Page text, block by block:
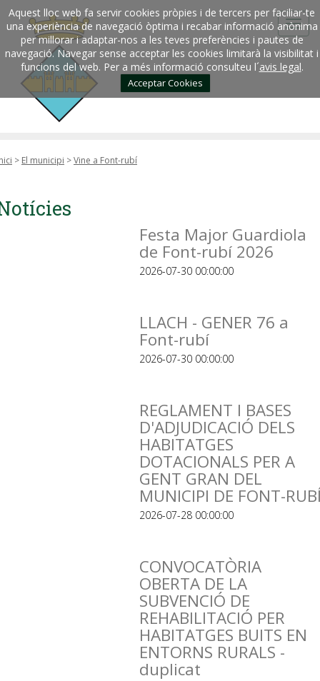
Aquest lloc web fa servir cookies pròpies i de tercers per faciliar-te
una experiència de navegació òptima i recabar informació anònima
per millorar i adaptar-nos a les teves preferències i pautes de
navegació. Navegar sense acceptar les cookies limitarà la visibilitat i
funcions del web. Per a més informació consulteu l´avis legal.
Acceptar Cookies
> El municipi >Vine a Font-rubí
Festa Major Guardiola
de Font-rubí 2026
2026-07-30 00:00:00
LLACH - GENER 76 a
Font-rubí
2026-07-30 00:00:00
REGLAMENT I BASES
D'ADJUDICACIÓ DELS
HABITATGES
DOTACIONALS PER A
GENT GRAN DEL
MUNICIPI DE FONT-
2026-07-28 00:00:00
CONVOCATÒRIA
OBERTA DE LA
SUBVENCIÓ DE
REHABILITACIÓ PER
HABITATGES BUITS EN
ENTORNS RURALS -
duplicat